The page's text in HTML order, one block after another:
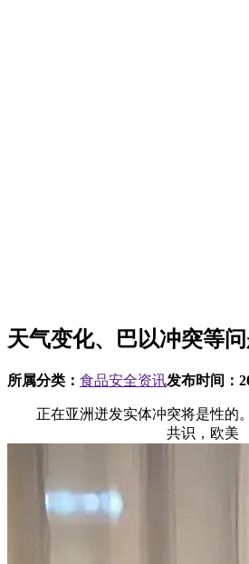
天气变化、巴以冲突等
所属分类： 食品安全资讯发布时间：
正在亚洲迸发实体冲突将是性的
共识，欧美